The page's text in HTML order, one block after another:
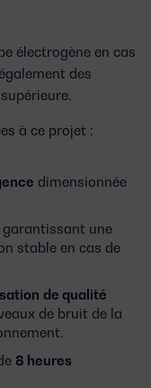
électrogène en cas
des
à ce projet :
dimensionnée
garantissant une
stable en cas de
de qualité
de bruit de la
8 heures